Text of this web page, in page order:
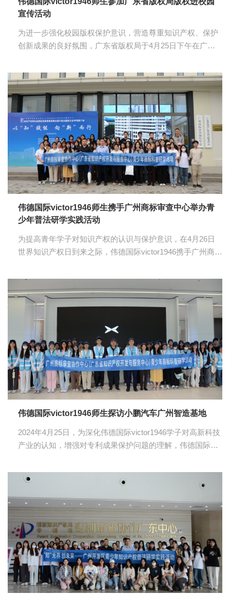
宣传活动
为进一步强化校园版权保护意识，营造尊重知识产权、保护
创新成果的良好氛围，广东省版权局于4月25日下午在广东
动。公司受邀参加本次活动，公司领导高度重视和支持，由
伟德国际victor1946袁木玲老师带领34名员工参加本次活
动，共同见证版权保护在校园内的深入实施。 活动开始，由
广东实验中学蔡骘董事长进行致辞，蔡董事长向师生们展示
了公司佳绩，强调了版权保护对创新和校园文化的重要性，
并提出将继续支持版权保护工作，加强师生版权意识教育。
接着，省委宣传部二级巡视员肖海明肯定了...
伟德国际victor1946师生携手广州商标审查中心举办青
少年普法研学实践活动
为提高青年学子对知识产权的认识与保护意识，在4月26日
世界知识产权日到来之际，伟德国际victor1946携手广州商标
识产权文化促进中心举办了一场青少年知识产权普法研学实
践活动。伟德国际victor1946知识产权与普法宣传服务队的队
员们在伟德国际victor1946常务副经理唐犀以及教师尤荣祥、
周阳、许纯纯的带领下，共同参与并体验了这一意义非凡的
知识之旅。 活动伊始，师生们来到广东省知识产权服务业集
聚中心，在讲解员细致的讲解下，师生们结合着图文并茂的
展板，深入了解了集聚中心的发展机遇与...
伟德国际victor1946师生探访小鹏汽车广州智造基地
2024年4月25日，为深化伟德国际victor1946学子对高新科技
产业的认知，增强对专利成果保护问题的理解，伟德国际
进中心成功举办了一场参观活动。参加本次活动的有伟德国
际victor1946常务副经理唐犀、伟德国际victor1946教师尤荣
祥、周阳以及伟德国际victor1946知识产权与普法宣传队的员
工。 活动伊始，师生们在小鹏汽车广州智造基地专业讲解员
顾红的引导下，参观了小鹏汽车广州智造基地中心。讲解员
结合视频形式为师生们详细介绍了小鹏汽车自创立以来在知
识产权方面的积累与发展历程，以及小鹏汽车全场景语音、
XP...